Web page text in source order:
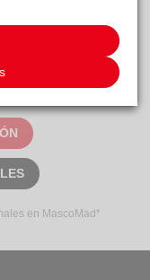
acogida
solicitudes de
en MascoMad*